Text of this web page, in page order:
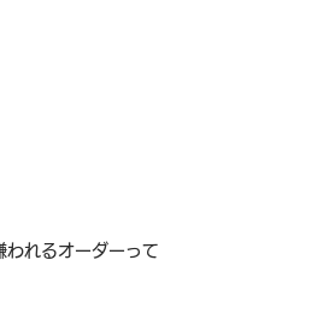
われるオーダーって